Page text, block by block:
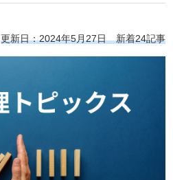
更新日：2024年5月27日 新着24記事